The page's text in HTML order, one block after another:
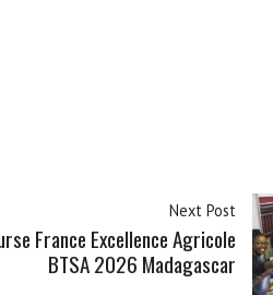
Next Post
France Excellence Agricole
BTSA 2026 Madagascar